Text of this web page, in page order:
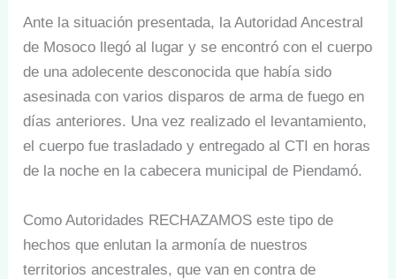
Ante la situación presentada, la Autoridad Ancestral
de Mosoco llegó al lugar y se encontró con el cuerpo
de una adolecente desconocida que había sido
asesinada con varios disparos de arma de fuego en
días anteriores. Una vez realizado el levantamiento,
el cuerpo fue trasladado y entregado al CTI en horas
de la noche en la cabecera municipal de Piendamó.
Como Autoridades RECHAZAMOS este tipo de
hechos que enlutan la armonía de nuestros
territorios ancestrales, que van en contra de